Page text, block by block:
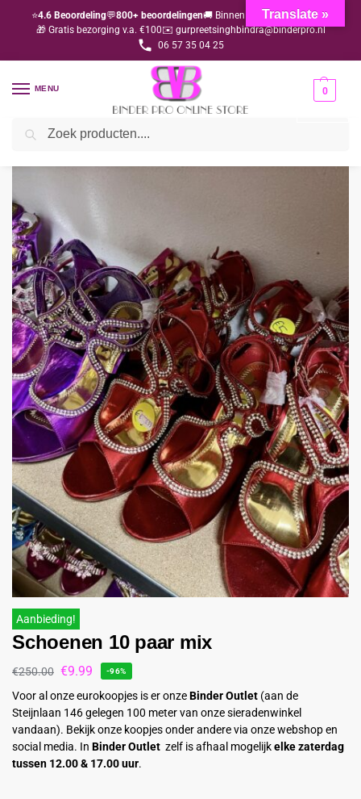
⭐4.6 Beoordeling💬800+ beoordelingen🚚 Binnen 1-3 dagen geleverd
🎁 Gratis bezorging v.a. €100✉️ gurpreetsinghbindra@binderpro.nl
06 57 35 04 25
MENU 0
Home Opruimingen 1 euro (Outlet)
Aanbieding!
Schoenen 10 paar mix
€250.00 €9.99 -96%
Voor al onze eurokoopjes is er onzeBinder Outlet (aan de
Steijnlaan 146 gelegen 100 meter van onze sieradenwinkel
vandaan). Bekijk onze koopjes onder andere via onze webshop en
social media. In Binder Outlet zelf is afhaal mogelijkelke zaterdag
tussen 12.00 & 17.00 uur.
Translate »